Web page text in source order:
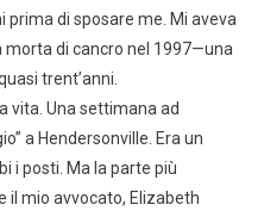
prima di sposare me. Mi aveva
di cancro nel 1997—una
trent’anni.
vita. Una settimana ad
a Hendersonville. Era un
i posti. Ma la parte più
il mio avvocato, Elizabeth